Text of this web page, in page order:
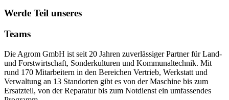
Werde Teil unseres
Teams
Die Agrom GmbH ist seit 20 Jahren zuverlässiger Partner für Land-
und Forstwirtschaft, Sonderkulturen und Kommunaltechnik. Mit
rund 170 Mitarbeitern in den Bereichen Vertrieb, Werkstatt und
Verwaltung an 13 Standorten gibt es von der Maschine bis zum
Ersatzteil, von der Reparatur bis zum Notdienst ein umfassendes